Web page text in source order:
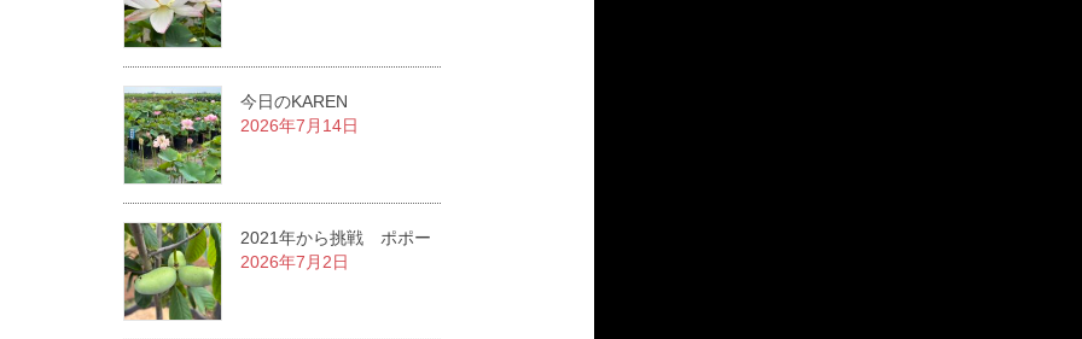
今日のKAREN
2026年7月14日
2021年から挑戦 ポポー
2026年7月2日